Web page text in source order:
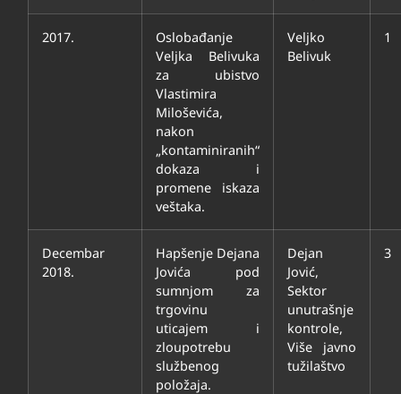
2017.
Oslobađanje
Veljka Belivuka
za ubistvo
Vlastimira
Miloševića,
nakon
„kontaminiranih“
dokaza i
promene iskaza
veštaka.
Veljko
Belivuk
1
Decembar
2018.
Hapšenje Dejana
Jovića pod
sumnjom za
trgovinu
uticajem i
zloupotrebu
službenog
položaja.
Dejan
Jović,
Sektor
unutrašnje
kontrole,
Više javno
tužilaštvo
3